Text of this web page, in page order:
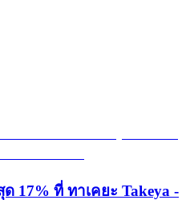
17% ที่ ทาเคยะ Takeya -